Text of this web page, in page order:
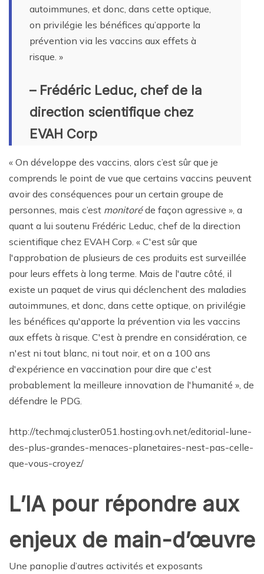
autoimmunes, et donc, dans cette optique,
on privilégie les bénéfices qu’apporte la
prévention via les vaccins aux effets à
risque. »
– Frédéric Leduc, chef de la
direction scientifique chez
EVAH Corp
« On développe des vaccins, alors c’est sûr que je
comprends le point de vue que certains vaccins peuvent
avoir des conséquences pour un certain groupe de
personnes, mais c’est monitoréde façon agressive », a
quant a lui soutenu Frédéric Leduc, chef de la direction
scientifique chez EVAH Corp. « C'est sûr que
l'approbation de plusieurs de ces produits est surveillée
pour leurs effets à long terme. Mais de l'autre côté, il
existe un paquet de virus qui déclenchent des maladies
autoimmunes, et donc, dans cette optique, on privilégie
les bénéfices qu'apporte la prévention via les vaccins
aux effets à risque. C'est à prendre en considération, ce
n'est ni tout blanc, ni tout noir, et on a 100 ans
d'expérience en vaccination pour dire que c'est
probablement la meilleure innovation de l'humanité », de
défendre le PDG.
http://techmaj.cluster051.hosting.ovh.net/editorial-lune-
des-plus-grandes-menaces-planetaires-nest-pas-celle-
que-vous-croyez/
L’IA pour répondre aux
enjeux de main-d’œuvre
Une panoplie d’autres activités et exposants